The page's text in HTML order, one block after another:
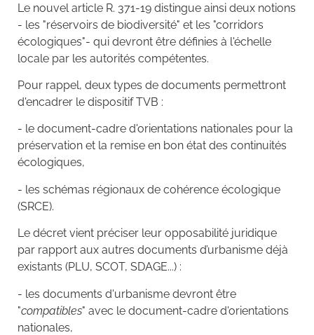
Le nouvel article R. 371-19 distingue ainsi deux notions
- les "réservoirs de biodiversité" et les "corridors
écologiques"- qui devront être définies à l'échelle
locale par les autorités compétentes.
Pour rappel, deux types de documents permettront
d'encadrer le dispositif TVB :
- le document-cadre d'orientations nationales pour la
préservation et la remise en bon état des continuités
écologiques,
- les schémas régionaux de cohérence écologique
(SRCE).
Le décret vient préciser leur opposabilité juridique
par rapport aux autres documents d’urbanisme déjà
existants (PLU, SCOT, SDAGE...) :
- les documents d'urbanisme devront être
"compatibles" avec le document-cadre d'orientations
nationales,